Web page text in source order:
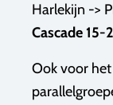
Harlekijn ->
Cascade 15-
Ook voor